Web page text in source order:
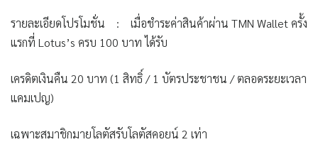
รายละเอียดโปรโมชั่น : เมื่อชำระค่าสินค้าผ่าน TMN Wallet ครั้ง
แรกที่ Lotus’s ครบ 100 บาท ได้รับ
เครดิตเงินคืน 20 บาท (1 สิทธิ์ / 1 บัตรประชาชน / ตลอดระยะเวลา
แคมเปญ)
เฉพาะสมาชิกมายโลตัสรับโลตัสคอยน์ 2 เท่า